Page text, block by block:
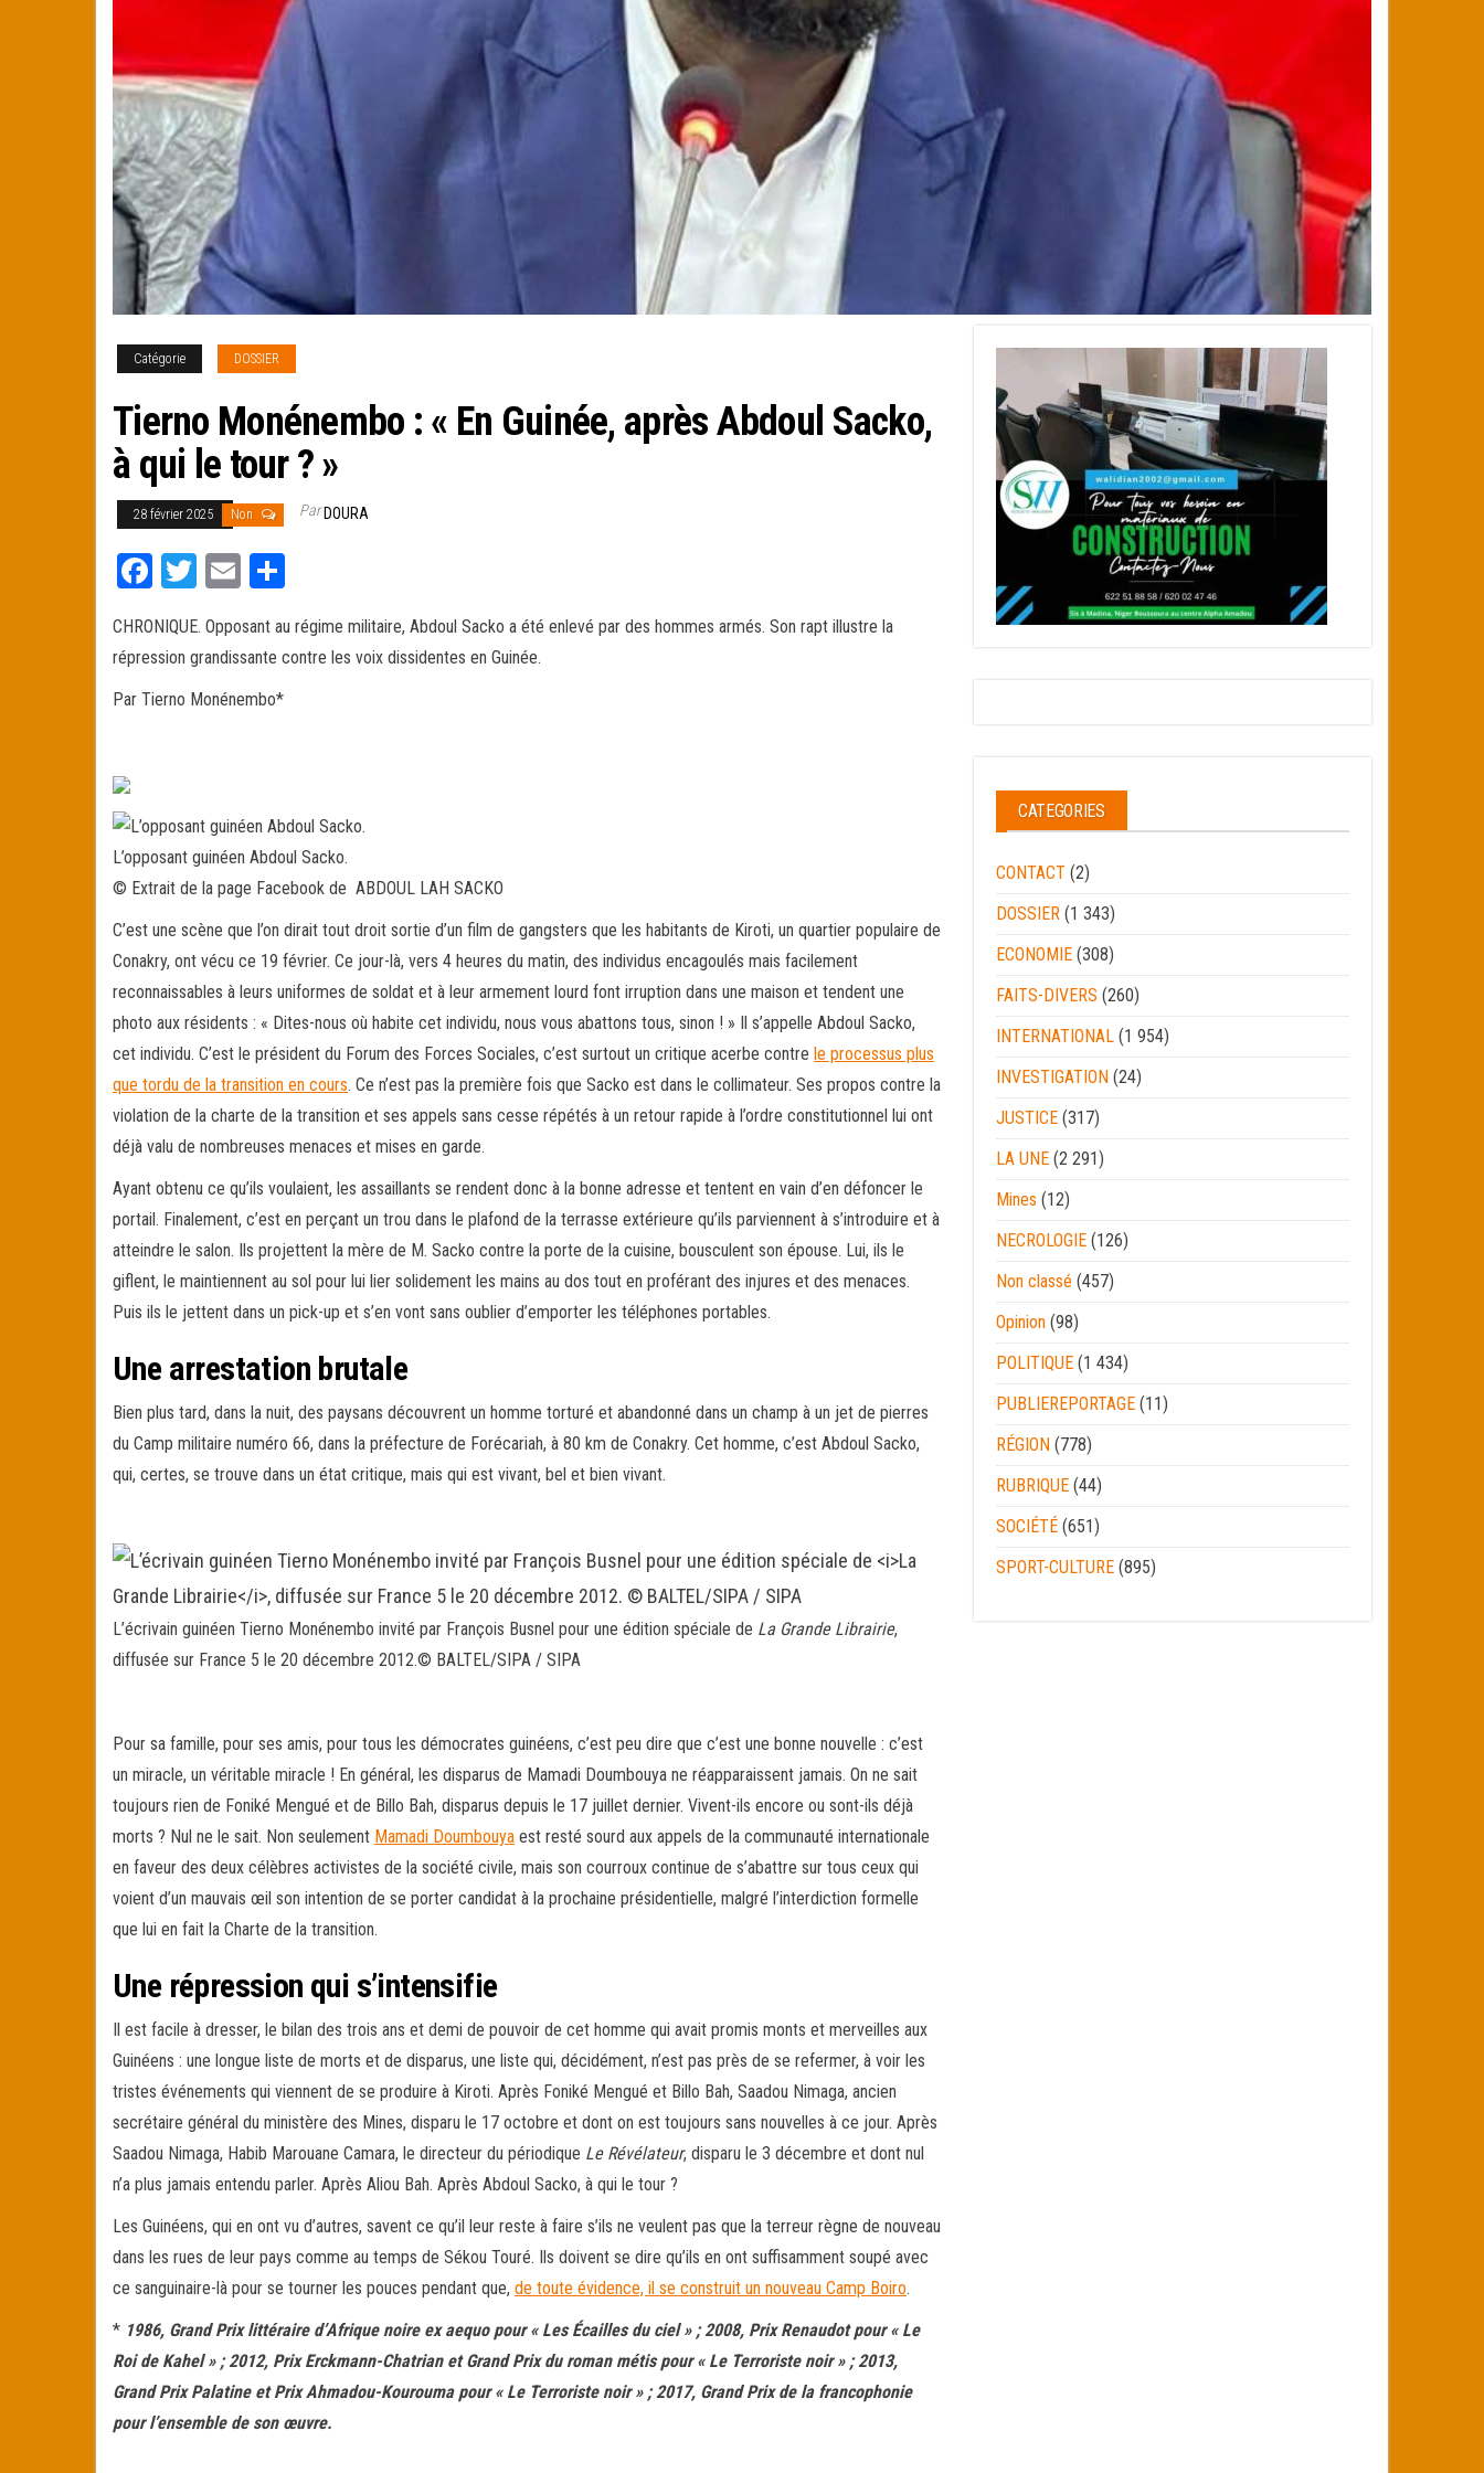
Catégorie DOSSIER
Tierno Monénembo : « En Guinée, après Abdoul Sacko,
à qui le tour ? »
28 février 2025 Non ParDOURA
Fa
bo
ok
T
tt
er
E
ail ag
er
CHRONIQUE. Opposant au régime militaire, Abdoul Sacko a été enlevé par des hommes armés. Son rapt illustre la
répression grandissante contre les voix dissidentes en Guinée.
Par Tierno Monénembo*
L’opposant guinéen Abdoul Sacko.
© Extrait de la page Facebook de ABDOUL LAH SACKO
C’est une scène que l’on dirait tout droit sortie d’un film de gangsters que les habitants de Kiroti, un quartier populaire de
Conakry, ont vécu ce 19 février. Ce jour-là, vers 4 heures du matin, des individus encagoulés mais facilement
reconnaissables à leurs uniformes de soldat et à leur armement lourd font irruption dans une maison et tendent une
photo aux résidents : « Dites-nous où habite cet individu, nous vous abattons tous, sinon ! » Il s’appelle Abdoul Sacko,
cet individu. C’est le président du Forum des Forces Sociales, c’est surtout un critique acerbe contre le processus plus
que tordu de la transition en cours. Ce n’est pas la première fois que Sacko est dans le collimateur. Ses propos contre la
violation de la charte de la transition et ses appels sans cesse répétés à un retour rapide à l’ordre constitutionnel lui ont
déjà valu de nombreuses menaces et mises en garde.
Ayant obtenu ce qu’ils voulaient, les assaillants se rendent donc à la bonne adresse et tentent en vain d’en défoncer le
portail. Finalement, c’est en perçant un trou dans le plafond de la terrasse extérieure qu’ils parviennent à s’introduire et à
atteindre le salon. Ils projettent la mère de M. Sacko contre la porte de la cuisine, bousculent son épouse. Lui, ils le
giflent, le maintiennent au sol pour lui lier solidement les mains au dos tout en proférant des injures et des menaces.
Puis ils le jettent dans un pick-up et s’en vont sans oublier d’emporter les téléphones portables.
Une arrestation brutale
Bien plus tard, dans la nuit, des paysans découvrent un homme torturé et abandonné dans un champ à un jet de pierres
du Camp militaire numéro 66, dans la préfecture de Forécariah, à 80 km de Conakry. Cet homme, c’est Abdoul Sacko,
qui, certes, se trouve dans un état critique, mais qui est vivant, bel et bien vivant.
L’écrivain guinéen Tierno Monénembo invité par François Busnel pour une édition spéciale de La Grande Librairie,
diffusée sur France 5 le 20 décembre 2012.© BALTEL/SIPA / SIPA
Pour sa famille, pour ses amis, pour tous les démocrates guinéens, c’est peu dire que c’est une bonne nouvelle : c’est
un miracle, un véritable miracle ! En général, les disparus de Mamadi Doumbouya ne réapparaissent jamais. On ne sait
toujours rien de Foniké Mengué et de Billo Bah, disparus depuis le 17 juillet dernier. Vivent-ils encore ou sont-ils déjà
morts ? Nul ne le sait. Non seulement Mamadi Doumbouya est resté sourd aux appels de la communauté internationale
en faveur des deux célèbres activistes de la société civile, mais son courroux continue de s’abattre sur tous ceux qui
voient d’un mauvais œil son intention de se porter candidat à la prochaine présidentielle, malgré l’interdiction formelle
que lui en fait la Charte de la transition.
Une répression qui s’intensifie
Il est facile à dresser, le bilan des trois ans et demi de pouvoir de cet homme qui avait promis monts et merveilles aux
Guinéens : une longue liste de morts et de disparus, une liste qui, décidément, n’est pas près de se refermer, à voir les
tristes événements qui viennent de se produire à Kiroti. Après Foniké Mengué et Billo Bah, Saadou Nimaga, ancien
secrétaire général du ministère des Mines, disparu le 17 octobre et dont on est toujours sans nouvelles à ce jour. Après
Saadou Nimaga, Habib Marouane Camara, le directeur du périodique Le Révélateur, disparu le 3 décembre et dont nul
n’a plus jamais entendu parler. Après Aliou Bah. Après Abdoul Sacko, à qui le tour ?
Les Guinéens, qui en ont vu d’autres, savent ce qu’il leur reste à faire s’ils ne veulent pas que la terreur règne de nouveau
dans les rues de leur pays comme au temps de Sékou Touré. Ils doivent se dire qu’ils en ont suffisamment soupé avec
ce sanguinaire-là pour se tourner les pouces pendant que, de toute évidence, il se construit un nouveau Camp Boiro.
* 1986, Grand Prix littéraire d’Afrique noire ex aequo pour « Les Écailles du ciel » ; 2008, Prix Renaudot pour « Le
Roi de Kahel » ; 2012, Prix Erckmann-Chatrian et Grand Prix du roman métis pour « Le Terroriste noir » ; 2013,
Grand Prix Palatine et Prix Ahmadou-Kourouma pour « Le Terroriste noir » ; 2017, Grand Prix de la francophonie
pour l’ensemble de son œuvre.
CATEGORIES
CONTACT (2)
DOSSIER (1 343)
ECONOMIE (308)
FAITS-DIVERS (260)
INTERNATIONAL (1 954)
INVESTIGATION (24)
JUSTICE (317)
LA UNE (2 291)
Mines (12)
NECROLOGIE (126)
Non classé (457)
Opinion (98)
POLITIQUE (1 434)
PUBLIEREPORTAGE (11)
RÉGION (778)
RUBRIQUE (44)
SOCIÉTÉ (651)
SPORT-CULTURE (895)